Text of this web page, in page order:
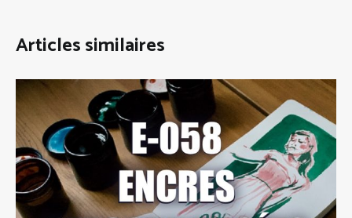
Articles similaires